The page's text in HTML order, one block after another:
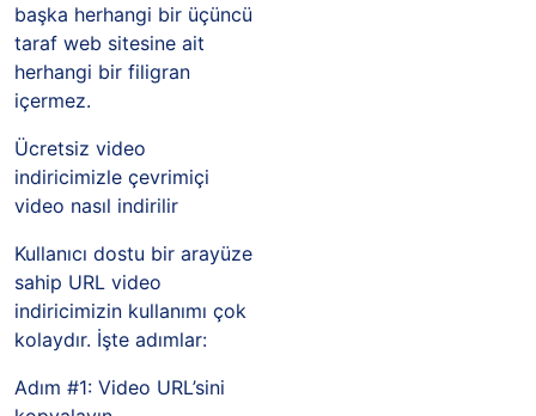
başka herhangi bir üçüncü
taraf web sitesine ait
herhangi bir filigran
içermez.
Ücretsiz video
indiricimizle çevrimiçi
video nasıl indirilir
Kullanıcı dostu bir arayüze
sahip URL video
indiricimizin kullanımı çok
kolaydır. İşte adımlar:
Adım #1: Video URL’sini